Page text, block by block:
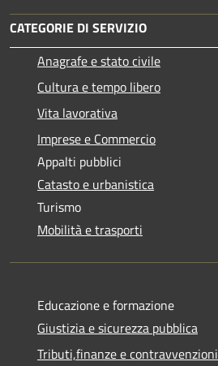
CATEGORIE DI SERVIZIO
Anagrafe e stato civile
Cultura e tempo libero
Vita lavorativa
Imprese e Commercio
Appalti pubblici
Catasto e urbanistica
Turismo
Mobilità e trasporti
Educazione e formazione
Giustizia e sicurezza pubblica
Tributi,finanze e contravvenzioni